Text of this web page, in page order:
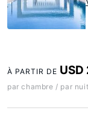
À PARTIR DE USD
par chambre / par nuit